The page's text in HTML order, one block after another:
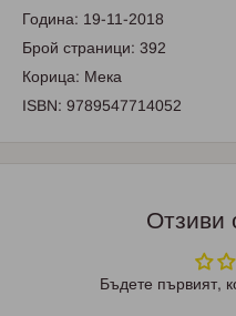
Година: 19-11-2018
Брой страници: 392
Корица: Мека
ISBN: 9789547714052
Отзиви
Бъдете първият,